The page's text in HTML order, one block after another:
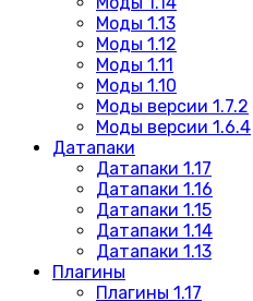
Моды 1.13
Моды 1.12
Моды 1.11
Моды 1.10
Моды версии 1.7.2
Моды версии 1.6.4
Датапаки
Датапаки 1.17
Датапаки 1.16
Датапаки 1.15
Датапаки 1.14
Датапаки 1.13
Плагины
Плагины 1.17